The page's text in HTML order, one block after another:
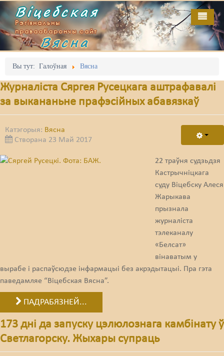
Віцебская
Рэгіянальны
праваабарончы сайт
Вясна
Вы тут: Галоўная Вясна
Журналіста Сяргея Русецкага аштрафавалі
за выкананьне прафэсійных абавязкаў
Катэгорыя: Вясна
Створана 23 Май 2017
22 траўня судзьдзя
Кастрычніцкага
суду Віцебску Алеся
Жарыкава
прызнала
журналіста
тэлеканалу
«Белсат»
вінаватым у
вырабе і распаўсюдзе інфармацыі без акрэдытацыі. Пра гэта
паведамляе “Віцебская Вясна”.
ПАДРАБЯЗНЕЙ...
173 дні да запуску цэлюлознага камбінату ў
Светлагорску. Жыхары супраць
Галоўная
Адміністрацыйны перасьлед
Акцыі
Безбар'ернае асяродзьдзе
Грамадзянскія ініцыятывы
Дзяржава
Культурныя правы
ЛПП
Мігранты
Мірныя сходы
Выданьні
Відэа
Кантакт
RSS